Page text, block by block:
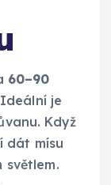
60–90
je
Když
dát mísu